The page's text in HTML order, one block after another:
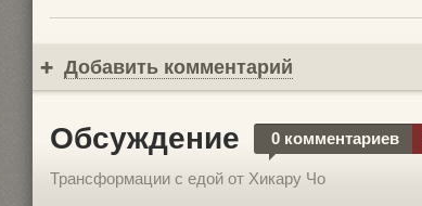
Добавить комментарий
Обсуждение 0 комментариев
Трансформации с едой от Хикару Чо